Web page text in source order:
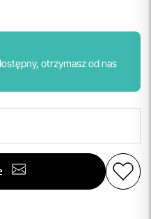
otrzymasz od nas